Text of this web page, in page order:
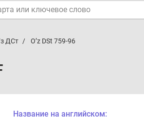
ДСт O’z DSt 759-96
Название на английском: